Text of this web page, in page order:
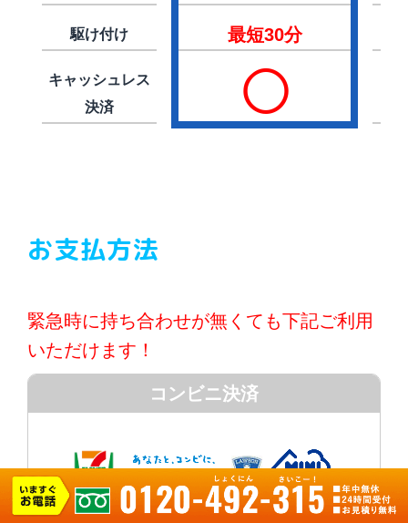
駆け付け 最短30分
キャッシュレス
決済
◯
お支払方法
緊急時に持ち合わせが無くても下記ご利用
いただけます！
コンビニ決済